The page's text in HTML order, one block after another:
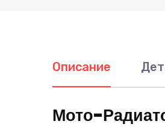
Описание
Мото-